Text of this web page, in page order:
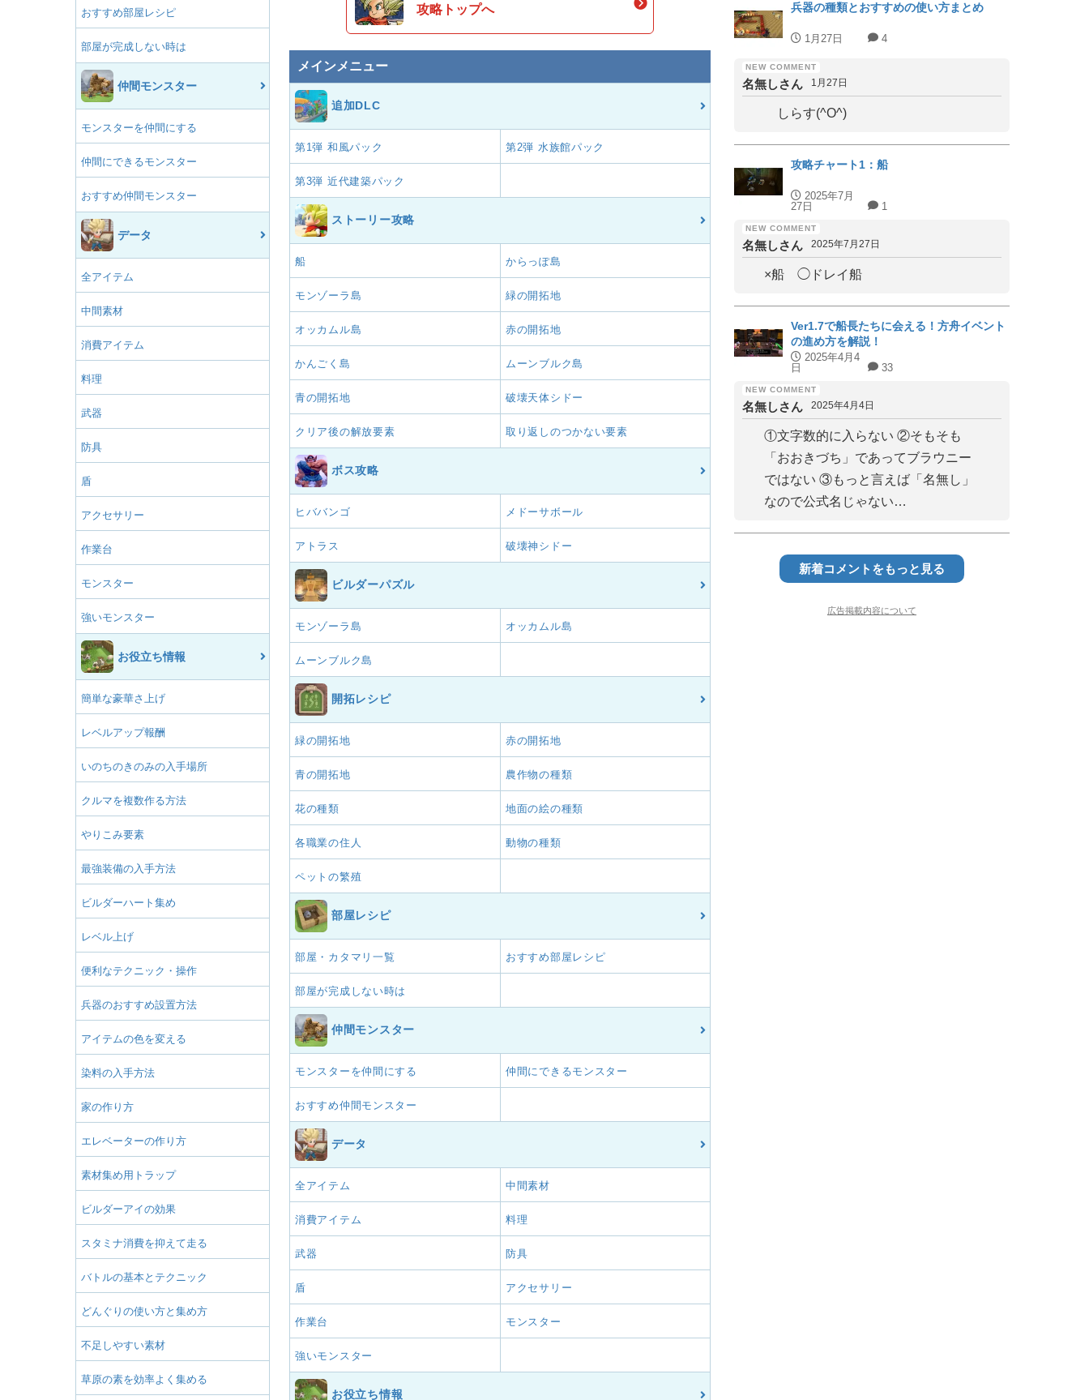
おすすめ部屋レシピ
部屋が完成しない時は
仲間モンスター
モンスターを仲間にする
仲間にできるモンスター
おすすめ仲間モンスター
データ
全アイテム
中間素材
消費アイテム
料理
武器
防具
盾
アクセサリー
作業台
モンスター
強いモンスター
お役立ち情報
簡単な豪華さ上げ
レベルアップ報酬
いのちのきのみの入手場所
クルマを複数作る方法
やりこみ要素
最強装備の入手方法
ビルダーハート集め
レベル上げ
便利なテクニック・操作
兵器のおすすめ設置方法
アイテムの色を変える
染料の入手方法
家の作り方
エレベーターの作り方
素材集め用トラップ
ビルダーアイの効果
スタミナ消費を抑えて走る
バトルの基本とテクニック
どんぐりの使い方と集め方
不足しやすい素材
草原の素を効率よく集める
攻略トップへ
メインメニュー
追加DLC
第1弾 和風パック 第2弾 水族館パック
第3弾 近代建築パック
ストーリー攻略
船 からっぽ島
モンゾーラ島 緑の開拓地
オッカムル島 赤の開拓地
かんごく島 ムーンブルク島
青の開拓地 破壊天体シドー
クリア後の解放要素 取り返しのつかない要素
ボス攻略
ヒババンゴ メドーサボール
アトラス 破壊神シドー
ビルダーパズル
モンゾーラ島 オッカムル島
ムーンブルク島
開拓レシピ
緑の開拓地 赤の開拓地
青の開拓地 農作物の種類
花の種類 地面の絵の種類
各職業の住人 動物の種類
ペットの繁殖
部屋レシピ
部屋・カタマリ一覧 おすすめ部屋レシピ
部屋が完成しない時は
仲間モンスター
モンスターを仲間にする 仲間にできるモンスター
おすすめ仲間モンスター
データ
全アイテム 中間素材
消費アイテム 料理
武器 防具
盾 アクセサリー
作業台 モンスター
強いモンスター
お役立ち情報
兵器の種類とおすすめの使い方まとめ
1月27日 4
名無しさん 1月27日
しらす(^O^)
攻略チャート1：船
2025年7月
27日
1
名無しさん 2025年7月27日
×船 ◯ドレイ船
Ver1.7で船長たちに会える！方舟イベント
の進め方を解説！
2025年4月4
日
33
名無しさん 2025年4月4日
①文字数的に入らない ②そもそも
「おおきづち」であってブラウニー
ではない ③もっと言えば「名無し」
なので公式名じゃない…
新着コメントをもっと見る
広告掲載内容について